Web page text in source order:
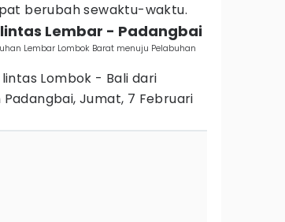
berubah sewaktu-waktu.
Lembar - Padangbai
Lembar Lombok Barat menuju Pelabuhan
Lombok - Bali dari
Jumat, 7 Februari